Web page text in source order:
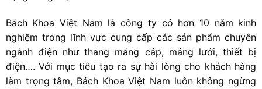
Bách Khoa Việt Nam là công ty có hơn 10 năm kinh
nghiệm trong lĩnh vực cung cấp các sản phẩm chuyên
ngành điện như thang máng cáp, máng lưới, thiết bị
điện…. Với mục tiêu tạo ra sự hài lòng cho khách hàng
làm trọng tâm, Bách Khoa Việt Nam luôn không ngừng